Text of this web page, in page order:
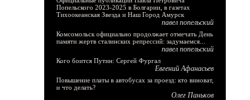
Попельского 2023-2025 в Болгарии, в газетах
Тихоокеанская Звезда и Наш Город Амурск
павел попельский
Комсомольск официально продолжает отмечать День
памяти жертв сталинских репрессий: задумаемся...
павел попельский
Кого боится Путин: Сергей Фургал
Евгений Афанасьев
Повышение платы в автобусах за проезд: кто виноват,
и что делать?
Олег Паньков